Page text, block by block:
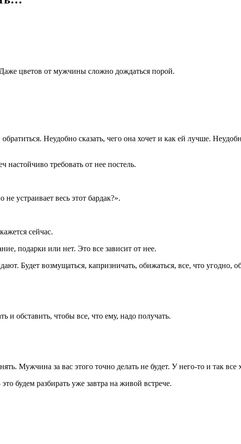
цветов от мужчины сложно дождаться порой.
Неудобно сказать, чего она хочет и как ей лучше.
требовать от нее постель.
устраивает весь этот бардак?».
сейчас.
подарки или нет. Это все зависит от нее.
Будет возмущаться, капризничать, обижаться, все, что угодно,
и обставить, чтобы все, что ему, надо получать.
Мужчина за вас этого точно делать не будет. У него-то и так все
будем разбирать уже завтра на живой встрече.